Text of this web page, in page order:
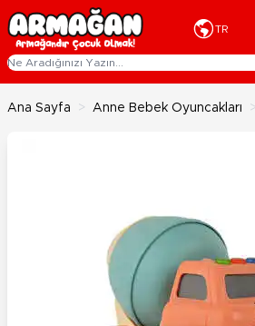
İçeriğe geç
TR
Ana Sayfa > Anne Bebek Oyuncakları >